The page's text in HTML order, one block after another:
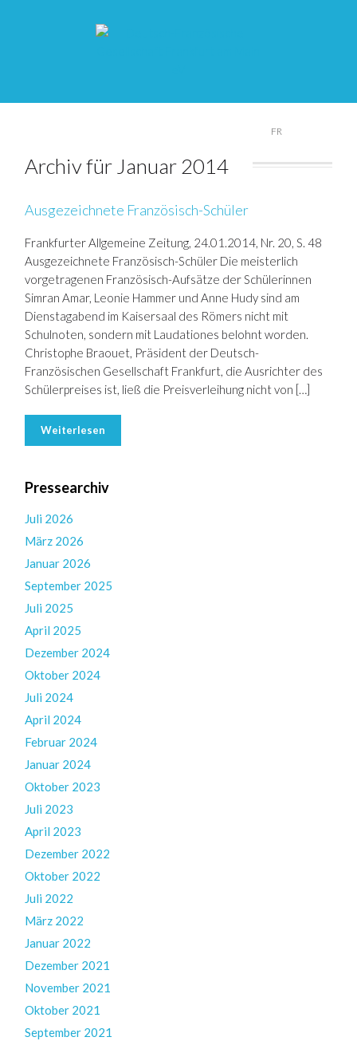
FR
Archiv für Januar 2014
Ausgezeichnete Französisch-Schüler
Frankfurter Allgemeine Zeitung, 24.01.2014, Nr. 20, S. 48
Ausgezeichnete Französisch-Schüler Die meisterlich
vorgetragenen Französisch-Aufsätze der Schülerinnen
Simran Amar, Leonie Hammer und Anne Hudy sind am
Dienstagabend im Kaisersaal des Römers nicht mit
Schulnoten, sondern mit Laudationes belohnt worden.
Christophe Braouet, Präsident der Deutsch-
Französischen Gesellschaft Frankfurt, die Ausrichter des
Schülerpreises ist, ließ die Preisverleihung nicht von […]
Weiterlesen
Pressearchiv
Juli 2026
März 2026
Januar 2026
September 2025
Juli 2025
April 2025
Dezember 2024
Oktober 2024
Juli 2024
April 2024
Februar 2024
Januar 2024
Oktober 2023
Juli 2023
April 2023
Dezember 2022
Oktober 2022
Juli 2022
März 2022
Januar 2022
Dezember 2021
November 2021
Oktober 2021
September 2021